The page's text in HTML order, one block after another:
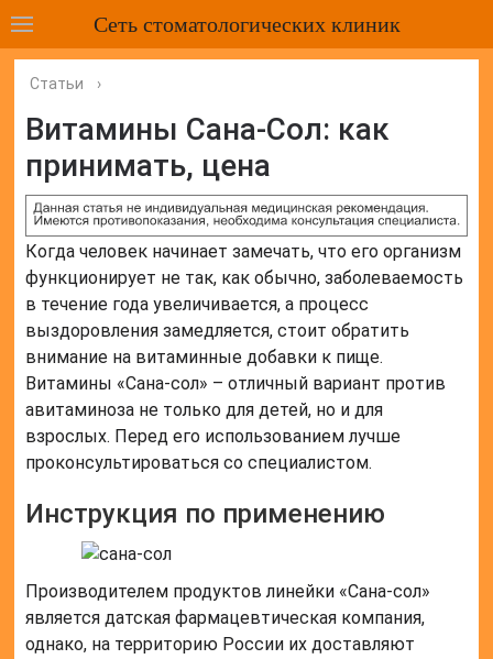
Сеть стоматологических клиник
Статьи ›
Витамины Сана-Сол: как
принимать, цена
Когда человек начинает замечать, что его организм
функционирует не так, как обычно, заболеваемость
в течение года увеличивается, а процесс
выздоровления замедляется, стоит обратить
внимание на витаминные добавки к пище.
Витамины «Сана-сол» – отличный вариант против
авитаминоза не только для детей, но и для
взрослых. Перед его использованием лучше
проконсультироваться со специалистом.
Инструкция по применению
Производителем продуктов линейки «Сана-сол»
является датская фармацевтическая компания,
однако, на территорию России их доставляют